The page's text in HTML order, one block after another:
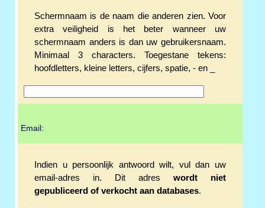
Schermnaam is de naam die anderen zien. Voor
extra veiligheid is het beter wanneer uw
schermnaam anders is dan uw gebruikersnaam.
Minimaal 3 characters. Toegestane tekens:
hoofdletters, kleine letters, cijfers, spatie, - en _
Email:
Indien u persoonlijk antwoord wilt, vul dan uw
email-adres in. Dit adres wordt niet
gepubliceerd of verkocht aan databases.